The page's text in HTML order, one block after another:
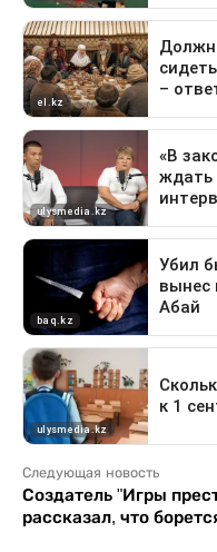
Следующая новость
Создатель "Игры
рассказал, что